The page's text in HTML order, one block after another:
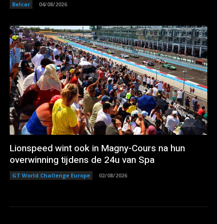
Belcar 04/08/2026
Lionspeed wint ook in Magny-Cours na hun
overwinning tijdens de 24u van Spa
GT World Challenge Europe 02/08/2026